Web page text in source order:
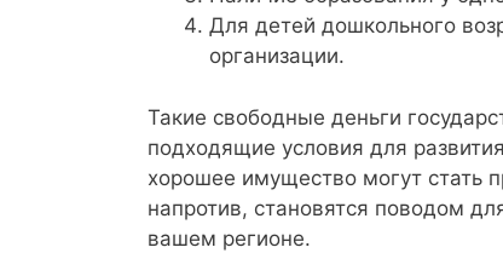
Для детей дошкольного
организации.
Такие свободные деньги
подходящие условия для
хорошее имущество могут стать
напротив, становятся поводом
вашем регионе.